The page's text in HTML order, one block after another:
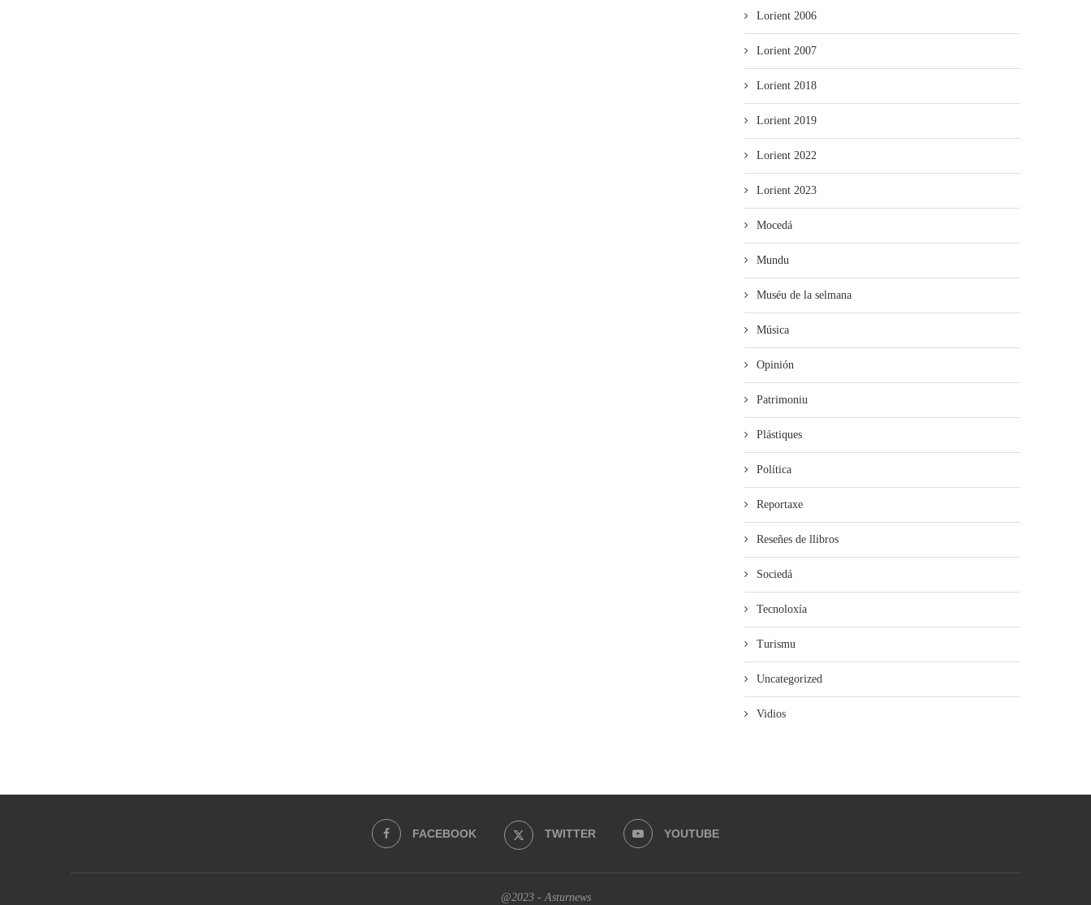
Lorient 2006
Lorient 2007
Lorient 2018
Lorient 2019
Lorient 2022
Lorient 2023
Mocedá
Mundu
Muséu de la selmana
Música
Opinión
Patrimoniu
Plástiques
Política
Reportaxe
Reseñes de llibros
Sociedá
Tecnoloxía
Turismu
Uncategorized
Vidios
FACEBOOK TWITTER YOUTUBE
@2023 - Asturnews